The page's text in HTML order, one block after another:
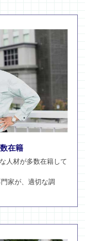
在籍
人材が多数在籍して
家が、適切な調